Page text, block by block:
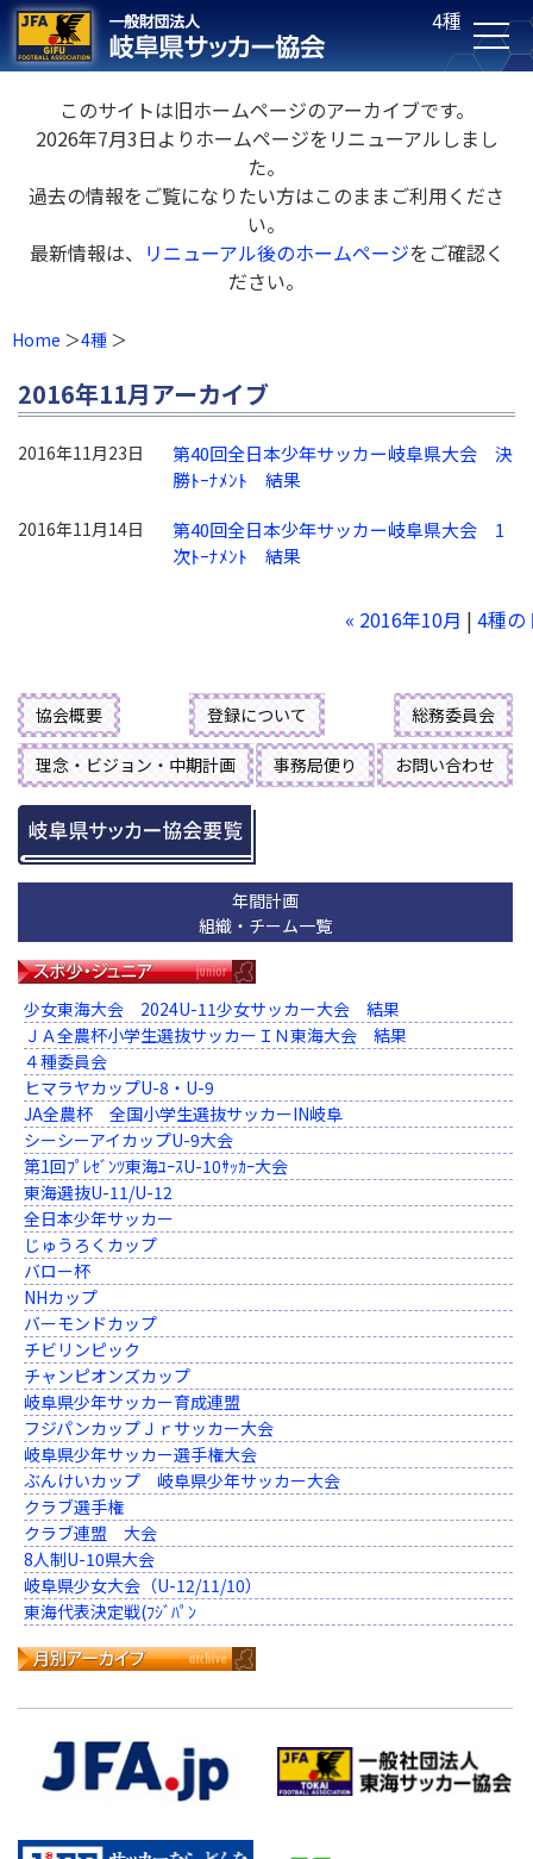
4種
このサイトは旧ホームページのアーカイブです。
2026年7月3日よりホームページをリニューアルしまし
た。
過去の情報をご覧になりたい方はこのままご利用くださ
い。
最新情報は、 リニューアル後のホームページをご確認く
ださい。
Home 4種
2016年11月アーカイブ
2016年11月23日
第40回全日本少年サッカー岐阜県大会 決
勝ﾄｰﾅﾒﾝﾄ 結果
2016年11月14日
第40回全日本少年サッカー岐阜県大会 1
次ﾄｰﾅﾒﾝﾄ 結果
« 2016年10月 | 4種の
協会概要 登録について 総務委員会
理念・ビジョン・中期計画 事務局便り お問い合わせ
年間計画
組織・チーム一覧
少女東海大会 2024U-11少女サッカー大会 結果
ＪＡ全農杯小学生選抜サッカーＩＮ東海大会 結果
４種委員会
ヒマラヤカップU-8・U-9
JA全農杯 全国小学生選抜サッカーIN岐阜
シーシーアイカップU-9大会
第1回ﾌﾟﾚｾﾞﾝﾂ東海ﾕｰｽU-10ｻｯｶｰ大会
東海選抜U-11/U-12
全日本少年サッカー
じゅうろくカップ
バロー杯
NHカップ
バーモンドカップ
チビリンピック
チャンピオンズカップ
岐阜県少年サッカー育成連盟
フジパンカップＪｒサッカー大会
岐阜県少年サッカー選手権大会
ぶんけいカップ 岐阜県少年サッカー大会
クラブ選手権
クラブ連盟 大会
8人制U-10県大会
岐阜県少女大会（U-12/11/10）
東海代表決定戦(ﾌｼﾞﾊﾟﾝ